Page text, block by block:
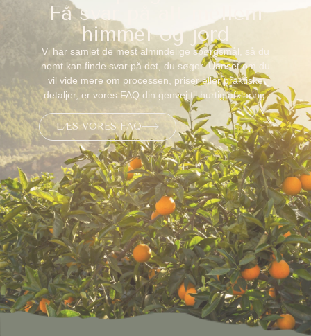
Få svar på alt mellem
himmel og jord
Vi har samlet de mest almindelige spørgsmål, så du
nemt kan finde svar på det, du søger. Uanset om du
vil vide mere om processen, priser eller praktiske
detaljer, er vores FAQ din genvej til hurtig afklaring.
LÆS VORES FAQ